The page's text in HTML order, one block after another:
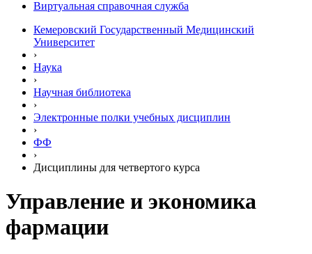
Виртуальная справочная служба
Кемеровский Государственный Медицинский
Университет
›
Наука
›
Научная библиотека
›
Электронные полки учебных диcциплин
›
ФФ
›
Дисциплины для четвертого курса
Управление и экономика
фармации